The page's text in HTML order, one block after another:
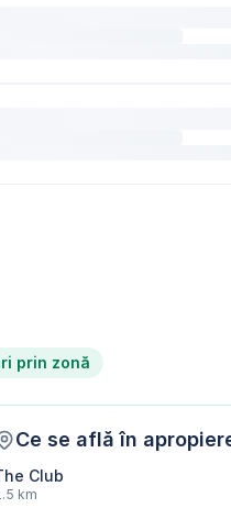
prin zonă
Ce se află în
Club
km